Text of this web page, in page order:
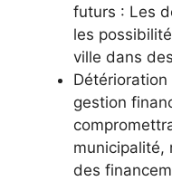
futurs : Les
les
ville dans
gestion
municipalité,
des